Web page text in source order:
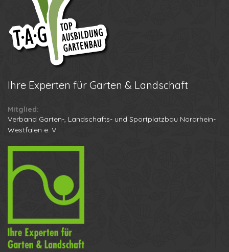
Ihre Experten für Garten & Landschaft
Mitglied:
Verband Garten-, Landschafts- und Sportplatzbau Nordrhein-
Westfalen e. V.